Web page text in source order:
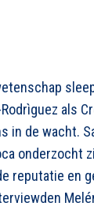
als
in de wacht.
onderzocht
reputatie en